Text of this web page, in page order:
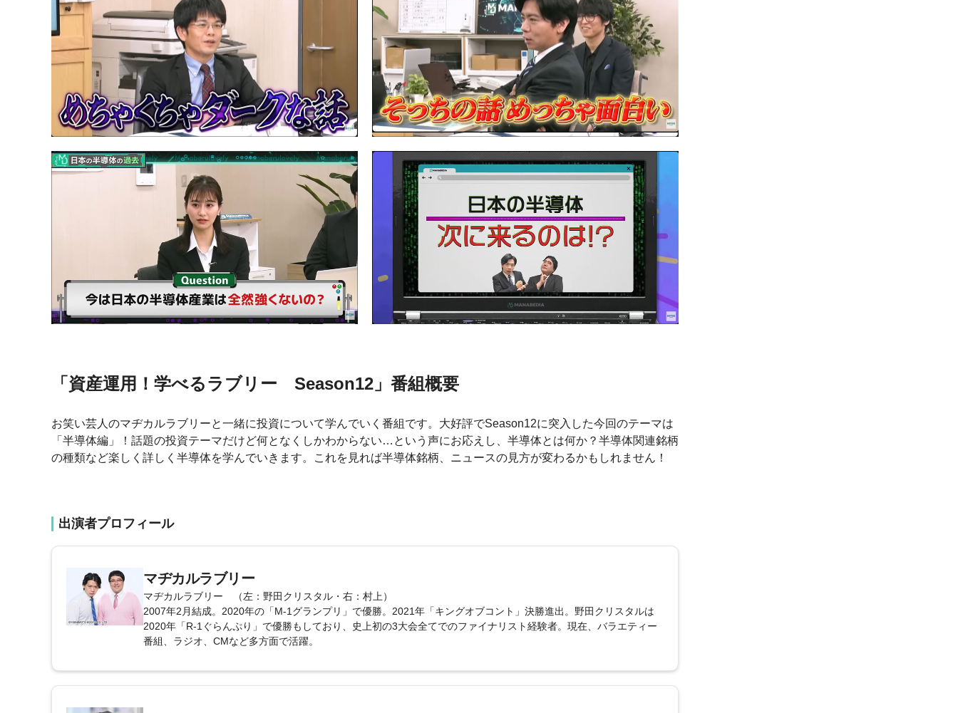
「資産運用！学べるラブリー Season12」番組概要
お笑い芸人のマヂカルラブリーと一緒に投資について学んでいく番組です。大好評でSeason12に突入した今回のテーマは
「半導体編」！話題の投資テーマだけど何となくしかわからない…という声にお応えし、半導体とは何か？半導体関連銘柄
の種類など楽しく詳しく半導体を学んでいきます。これを見れば半導体銘柄、ニュースの見方が変わるかもしれません！
出演者プロフィール
マヂカルラブリー
マヂカルラブリー （左：野田クリスタル・右：村上）
2007年2月結成。2020年の「M-1グランプリ」で優勝。2021年「キングオブコント」決勝進出。野田クリスタルは
2020年「R-1ぐらんぷり」で優勝もしており、史上初の3大会全てでのファイナリスト経験者。現在、バラエティー
番組、ラジオ、CMなど多方面で活躍。